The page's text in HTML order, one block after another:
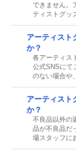
できません。
ティストグッ
アーティスト
か？
各アーティス
公式SNSにて
のない場合や
アーティスト
か？
不良品以外の
品が不良品だ
場スタッフに